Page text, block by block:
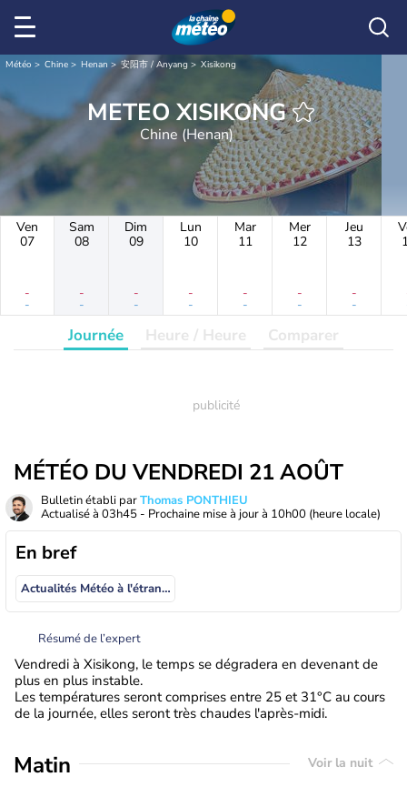
Météo Chine Henan 安阳市 / Anyang Xisikong
METEO XISIKONG
Chine (Henan)
Ven
07
-
-
Sam
08
-
-
Dim
09
-
-
Lun
10
-
-
Mar
11
-
-
Mer
12
-
-
Jeu
13
-
-
Journée Heure / Heure Comparer
MÉTÉO DU VENDREDI 21 AOÛT
Bulletin établi parThomas PONTHIEU
Actualisé à 03h45 - Prochaine mise à jour à 10h00 (heure locale)
En bref
Actualités Météo à l'étranger
Résumé de l’expert
Vendredi à Xisikong, le temps se dégradera en devenant de
plus en plus instable.
Les températures seront comprises entre 25 et 31°C au cours
de la journée, elles seront très chaudes l'après-midi.
Matin Voir la nuit